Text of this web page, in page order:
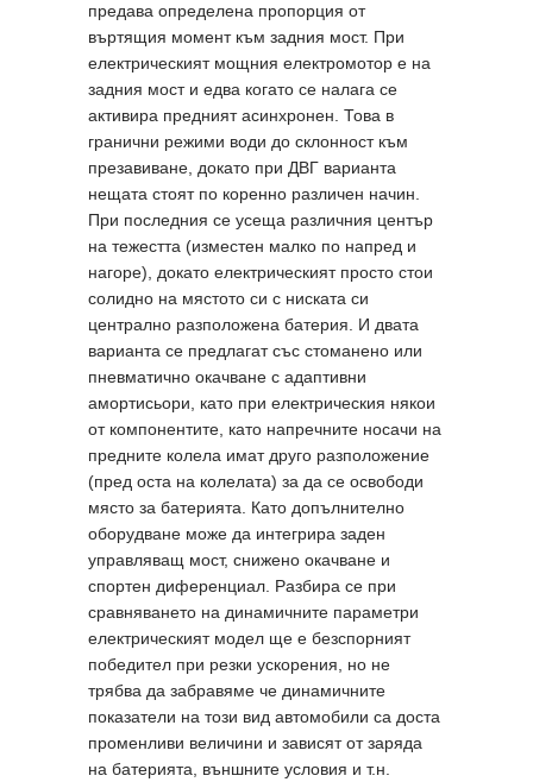
предава определена пропорция от
въртящия момент към задния мост. При
електрическият мощния електромотор е на
задния мост и едва когато се налага се
активира предният асинхронен. Това в
гранични режими води до склонност към
презавиване, докато при ДВГ варианта
нещата стоят по коренно различен начин.
При последния се усеща различния център
на тежестта (изместен малко по напред и
нагоре), докато електрическият просто стои
солидно на мястото си с ниската си
централно разположена батерия. И двата
варианта се предлагат със стоманено или
пневматично окачване с адаптивни
амортисьори, като при електрическия някои
от компонентите, като напречните носачи на
предните колела имат друго разположение
(пред оста на колелата) за да се освободи
място за батерията. Като допълнително
оборудване може да интегрира заден
управляващ мост, снижено окачване и
спортен диференциал. Разбира се при
сравняването на динамичните параметри
електрическият модел ще е безспорният
победител при резки ускорения, но не
трябва да забравяме че динамичните
показатели на този вид автомобили са доста
променливи величини и зависят от заряда
на батерията, външните условия и т.н.